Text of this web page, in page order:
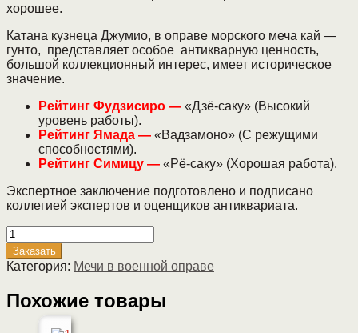
хорошее.
Катана кузнеца Джумио, в оправе морского меча кай —
гунто, представляет особое антикварную ценность,
большой коллекционный интерес, имеет историческое
значение.
Рейтинг Фудзисиро — «Дзё-саку» (Высокий
уровень работы).
Рейтинг Ямада — «Вадзамоно» (С режущими
способностями).
Рейтинг Симицу — «Рё-саку» (Хорошая работа).
Экспертное заключение подготовлено и подписано
коллегией экспертов и оценщиков антиквариата.
Заказать
Категория: Мечи в военной оправе
Похожие товары